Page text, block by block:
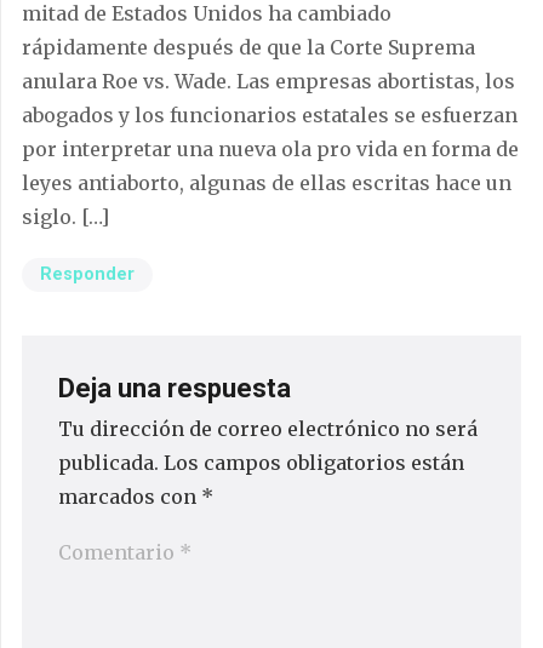
mitad de Estados Unidos ha cambiado
rápidamente después de que la Corte Suprema
anulara Roe vs. Wade. Las empresas abortistas, los
abogados y los funcionarios estatales se esfuerzan
por interpretar una nueva ola pro vida en forma de
leyes antiaborto, algunas de ellas escritas hace un
siglo. […]
Responder
Deja una respuesta
Tu dirección de correo electrónico no será
publicada. Los campos obligatorios están
marcados con *